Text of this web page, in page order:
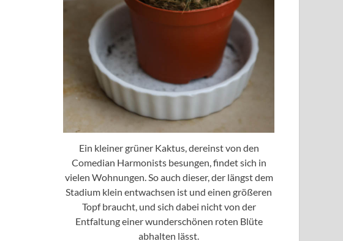
Ein kleiner grüner Kaktus, dereinst von den
Comedian Harmonists besungen, findet sich in
vielen Wohnungen. So auch dieser, der längst dem
Stadium klein entwachsen ist und einen größeren
Topf braucht, und sich dabei nicht von der
Entfaltung einer wunderschönen roten Blüte
abhalten lässt.